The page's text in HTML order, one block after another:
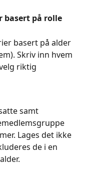
basert på rolle
basert på alder
Skriv inn hvem
riktig
samt
Lages det ikke
de i en